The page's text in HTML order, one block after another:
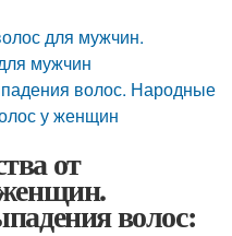
для мужчин.
мужчин
волос. Народные
у женщин
от
волос: